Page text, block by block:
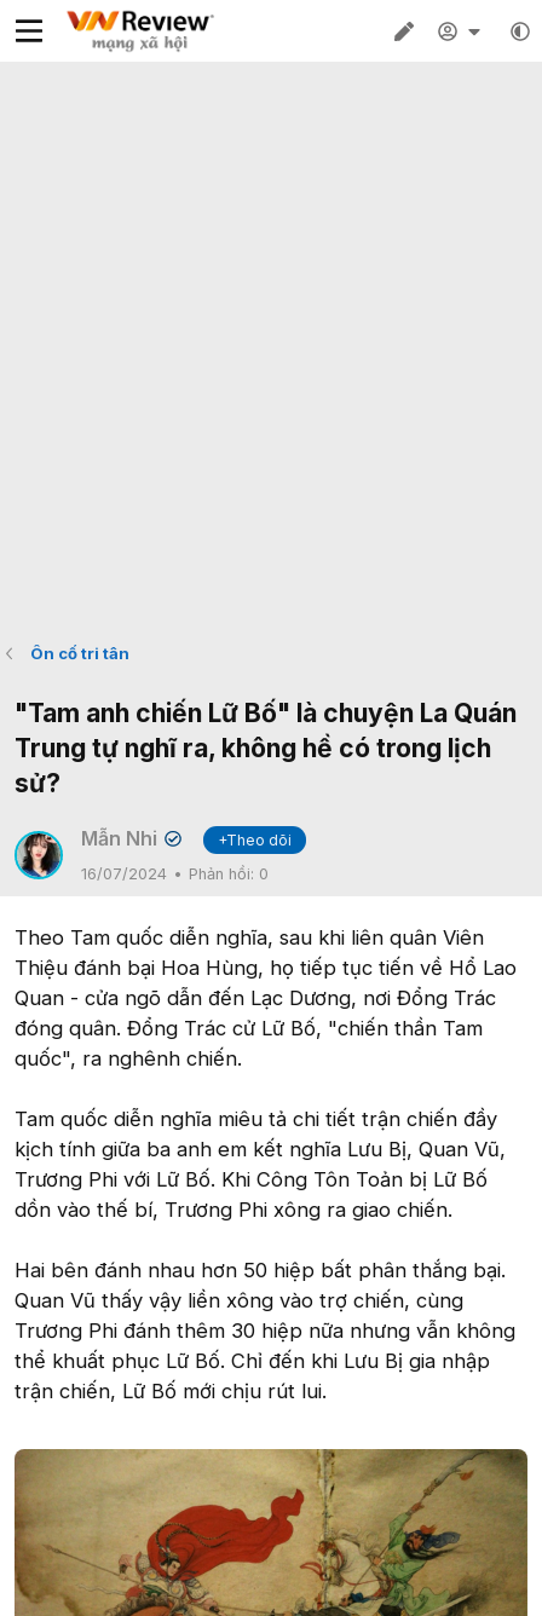
Ôn cố tri tân
"Tam anh chiến Lữ Bố" là chuyện La Quán
Trung tự nghĩ ra, không hề có trong lịch
sử?
Mẫn Nhi ✔
+Theo dõi
16/07/2024
Phản hồi: 0
Theo Tam quốc diễn nghĩa, sau khi liên quân Viên
Thiệu đánh bại Hoa Hùng, họ tiếp tục tiến về Hổ Lao
Quan - cửa ngõ dẫn đến Lạc Dương, nơi Đổng Trác
đóng quân. Đổng Trác cử Lữ Bố, "chiến thần Tam
quốc", ra nghênh chiến.
Tam quốc diễn nghĩa miêu tả chi tiết trận chiến đầy
kịch tính giữa ba anh em kết nghĩa Lưu Bị, Quan Vũ,
Trương Phi với Lữ Bố. Khi Công Tôn Toản bị Lữ Bố
dồn vào thế bí, Trương Phi xông ra giao chiến.
Hai bên đánh nhau hơn 50 hiệp bất phân thắng bại.
Quan Vũ thấy vậy liền xông vào trợ chiến, cùng
Trương Phi đánh thêm 30 hiệp nữa nhưng vẫn không
thể khuất phục Lữ Bố. Chỉ đến khi Lưu Bị gia nhập
trận chiến, Lữ Bố mới chịu rút lui.